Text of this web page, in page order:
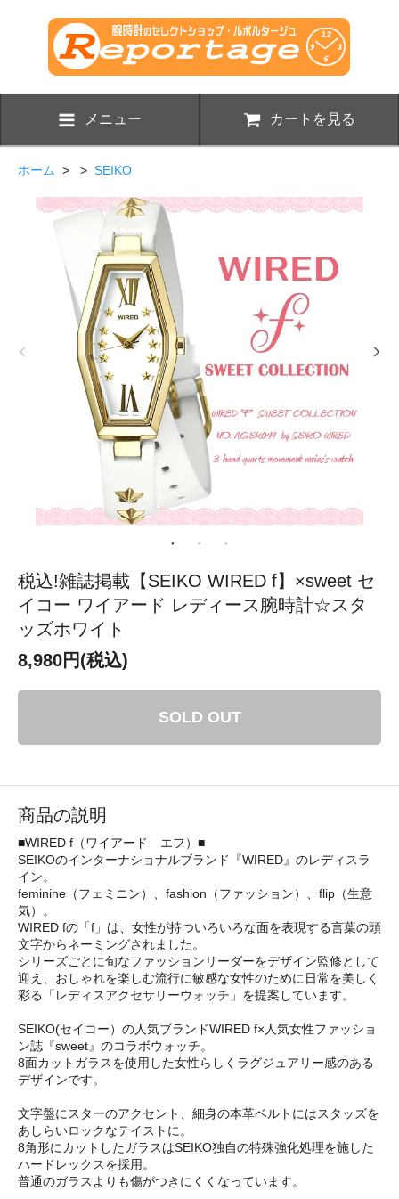
メニュー カートを見る
ホーム > > SEIKO
税込!雑誌掲載【SEIKO WIRED f】×sweet セ
イコー ワイアード レディース腕時計☆スタ
ッズホワイト
8,980円(税込)
SOLD OUT
商品の説明
■WIRED f（ワイアード エフ）■
SEIKOのインターナショナルブランド『WIRED』のレディスラ
イン。
feminine（フェミニン）、fashion（ファッション）、flip（生意
気）。
WIRED fの「f」は、女性が持ついろいろな面を表現する言葉の頭
文字からネーミングされました。
シリーズごとに旬なファッションリーダーをデザイン監修として
迎え、おしゃれを楽しむ流行に敏感な女性のために日常を美しく
彩る「レディスアクセサリーウォッチ」を提案しています。
SEIKO(セイコー）の人気ブランドWIRED f×人気女性ファッショ
ン誌『sweet』のコラボウォッチ。
8面カットガラスを使用した女性らしくラグジュアリー感のある
デザインです。
文字盤にスターのアクセント、細身の本革ベルトにはスタッズを
あしらいロックなテイストに。
8角形にカットしたガラスはSEIKO独自の特殊強化処理を施した
ハードレックスを採用。
普通のガラスよりも傷がつきにくくなっています。